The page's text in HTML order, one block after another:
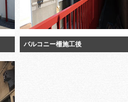
バルコニー柵施工後